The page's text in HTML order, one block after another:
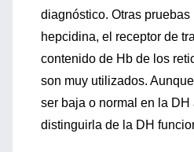
diagnóstico. Otras
hepcidina, el receptor de
contenido de Hb de los
son muy utilizados.
ser baja o normal en la DH
distinguirla de la DH